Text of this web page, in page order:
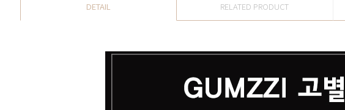
DETAIL RELATED PRODUCT